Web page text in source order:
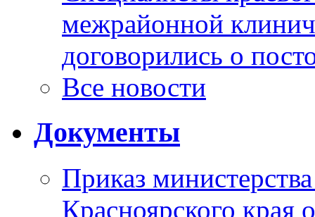
межрайонной
договорились о
Все новости
Документы
Приказ
Красноярского